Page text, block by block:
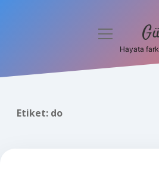
menüyü
Hayata
Etiket: do